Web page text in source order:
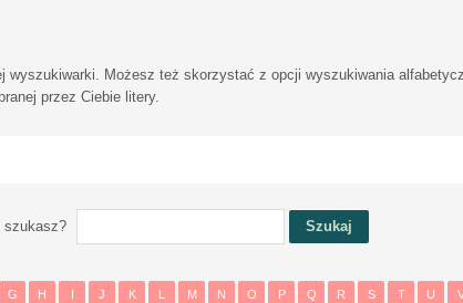
wyszukiwarki. Możesz też skorzystać z opcji wyszukiwania
przez Ciebie litery.
szukasz?
G H I J K L M N O P Q R S T U